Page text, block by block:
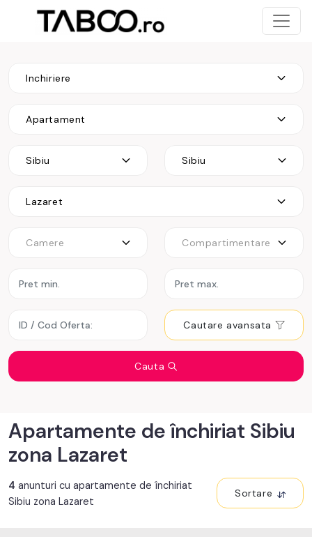
Inchiriere
Apartament
Sibiu Sibiu
Lazaret
Camere Compartimentare
Cautare avansata
Cauta
Apartamente de închiriat Sibiu
zona Lazaret
4 anunturi cu apartamente de închiriat
Sibiu zona Lazaret
Sortare